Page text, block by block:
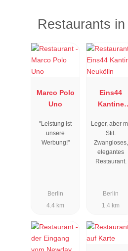
Restaurants
Marco Polo
Uno
"Leistung ist
unsere
Werbung!"
Berlin
4.4 km
Eins44
Kantine
Leger, aber
Stil.
Zwangloses,
elegantes
Restaurant.
Berlin
1.4 km